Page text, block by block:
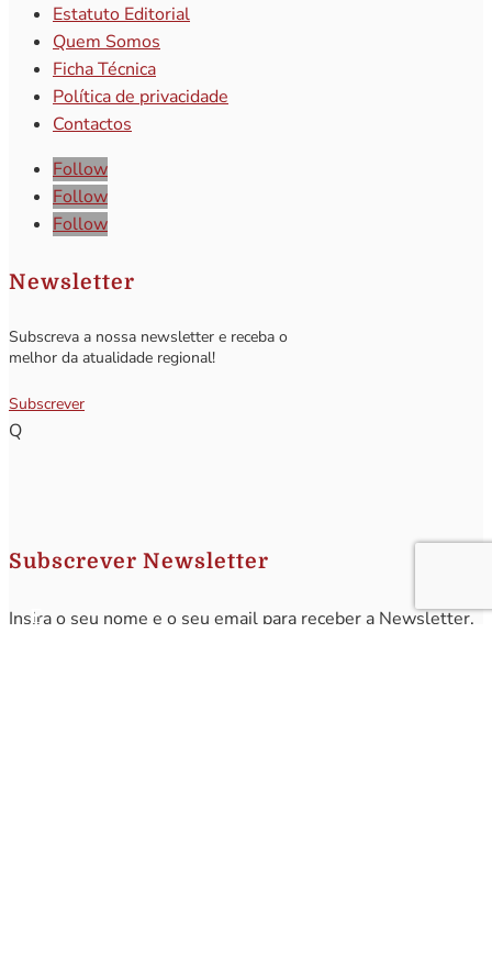
Estatuto Editorial
Quem Somos
Ficha Técnica
Política de privacidade
Contactos
Follow
Follow
Follow
Newsletter
Subscreva a nossa newsletter e receba o
melhor da atualidade regional!
Subscrever
Q
Subscrever Newsletter
Insira o seu nome e o seu email para receber a Newsletter.